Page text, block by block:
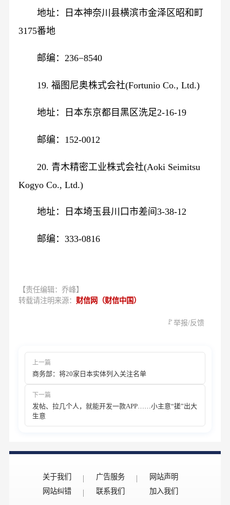
地址：日本神奈川县横滨市金泽区昭和町
3175番地
邮编：236−8540
19. 福图尼奥株式会社(Fortunio Co., Ltd.)
地址：日本东京都目黑区洗足2-16-19
邮编：152-0012
20. 青木精密工业株式会社(Aoki Seimitsu
Kogyo Co., Ltd.)
地址：日本埼玉县川口市差间3-38-12
邮编：333-0816
【责任编辑：乔峰】
转载请注明来源： 财信网（财信中国）
🚩举报/反馈
上一篇
商务部：将20家日本实体列入关注名单
下一篇
发帖、拉几个人，就能开发一款APP……小主意“搓”出大
生意
关于我们 广告服务
网站声明
网站纠错
联系我们 加入我们